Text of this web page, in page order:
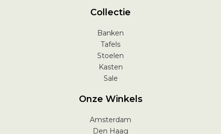
Collectie
Banken
Tafels
Stoelen
Kasten
Sale
Onze Winkels
Amsterdam
Den Haag